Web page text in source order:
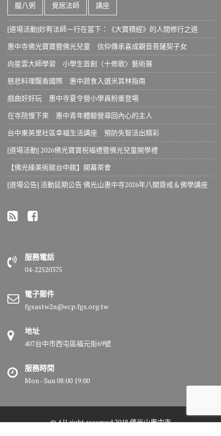
臘八粥 覺居法師 講座
[道場活動]妙宥法師－行在當下：《大寶積經》的人間修行之道
惠中寺佛光寶寶暨佛光兒童 信仰傳承喜成觀音菩薩契子女
向星雲大師學習 小學生首創〈十修歌〉藝術展
慈悲料理飄香國際 惠中蔬食入選米其林指南
戲曲好好玩 惠中寺夏令營小學員粉墨登場
在寺院慢下來 惠中青年體驗營尋回內心的主人
台中東英里社區幸福生活講座 預防失智活出精彩
[道場活動] 2026佛光寶寶祝福禮暨佛光兒童開學禮
【佛光緣美術館台中館】開幕茶會
[道場公告] 活動延期公告 佛光山惠中寺2026年八關齋戒＆佛學講座
服務電話
04-22520375
電子郵件
fgsastw2n@ecp.fgs.org.tw
地址
407台中市西屯區福元街69號
服務時間
Mon - Sun 08:00 19:00
© All right reserved 2018 佛光山惠中寺